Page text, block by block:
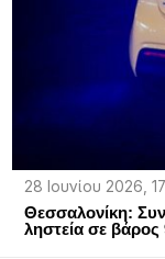
28 Ιουνίου 2026,
Θεσσαλονίκη:
ληστεία σε